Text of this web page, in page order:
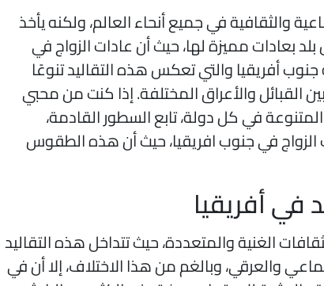
والثقافية في جميع أنحاء العالم، ولكنه يأخذ
بعادات مميزة لها، حيث أن عادات الزواج في
جنوب أفريقيا والتي تعكس هذه التقاليد تنوعًا
القبائل والأعراق المختلفة. إذا كنت من محبي
في كل دولة، تابع السطور القادمة،
في جنوب افريقيا، حيث أن هذه الطقوس
في أفريقيا
الغنية والمتعددة، حيث تتداخل هذه التقاليد
والعرقي، وبالغم من هذا الاختلاف، إلا أن في